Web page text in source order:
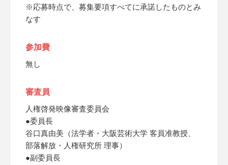
※応募時点で、募集要項すべてに承諾したものとみ
なす
参加費
無し
審査員
人権啓発映像審査委員会
●委員長
谷口真由美（法学者・大阪芸術大学 客員准教授、
部落解放・人権研究所 理事）
●副委員長